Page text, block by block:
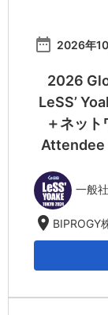
date_range 2026年
2026
LeSS’
＋ネッ
一般
location_on BIPROGY